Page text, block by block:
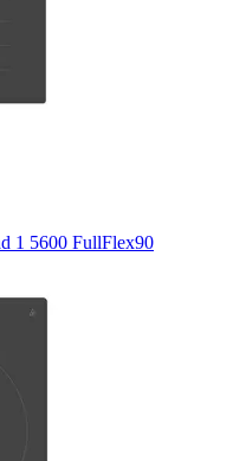
1 5600 FullFlex90